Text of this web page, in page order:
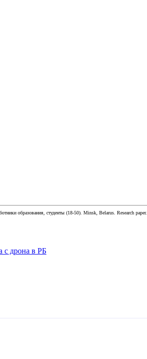
образования, студенты (18-50). Minsk, Belarus. Research paper.
с дрона в РБ